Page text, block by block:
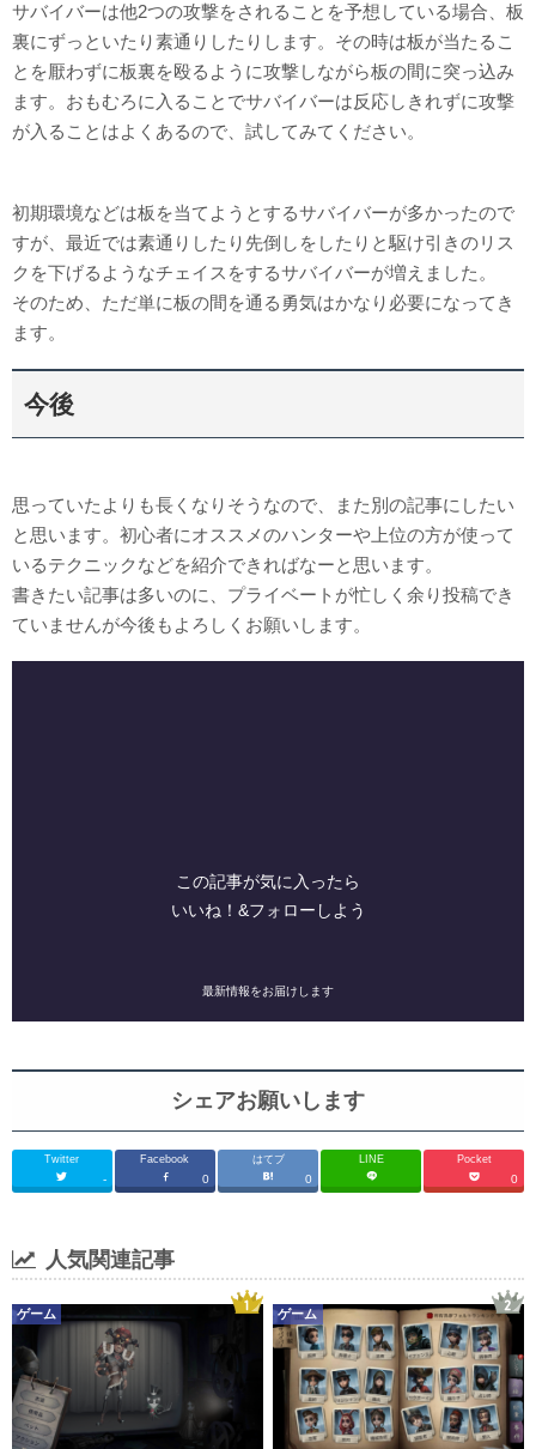
サバイバーは他2つの攻撃をされることを予想している場合、板
裏にずっといたり素通りしたりします。その時は板が当たるこ
とを厭わずに板裏を殴るように攻撃しながら板の間に突っ込み
ます。おもむろに入ることでサバイバーは反応しきれずに攻撃
が入ることはよくあるので、試してみてください。
初期環境などは板を当てようとするサバイバーが多かったので
すが、最近では素通りしたり先倒しをしたりと駆け引きのリス
クを下げるようなチェイスをするサバイバーが増えました。
そのため、ただ単に板の間を通る勇気はかなり必要になってき
ます。
今後
思っていたよりも長くなりそうなので、また別の記事にしたい
と思います。初心者にオススメのハンターや上位の方が使って
いるテクニックなどを紹介できればなーと思います。
書きたい記事は多いのに、プライベートが忙しく余り投稿でき
ていませんが今後もよろしくお願いします。
この記事が気に入ったら
いいね！&フォローしよう
最新情報をお届けします
シェアお願いします
Twitter
-
Facebook
0
はてブ
0
LINE Pocket
0
人気関連記事
ゲーム ゲーム